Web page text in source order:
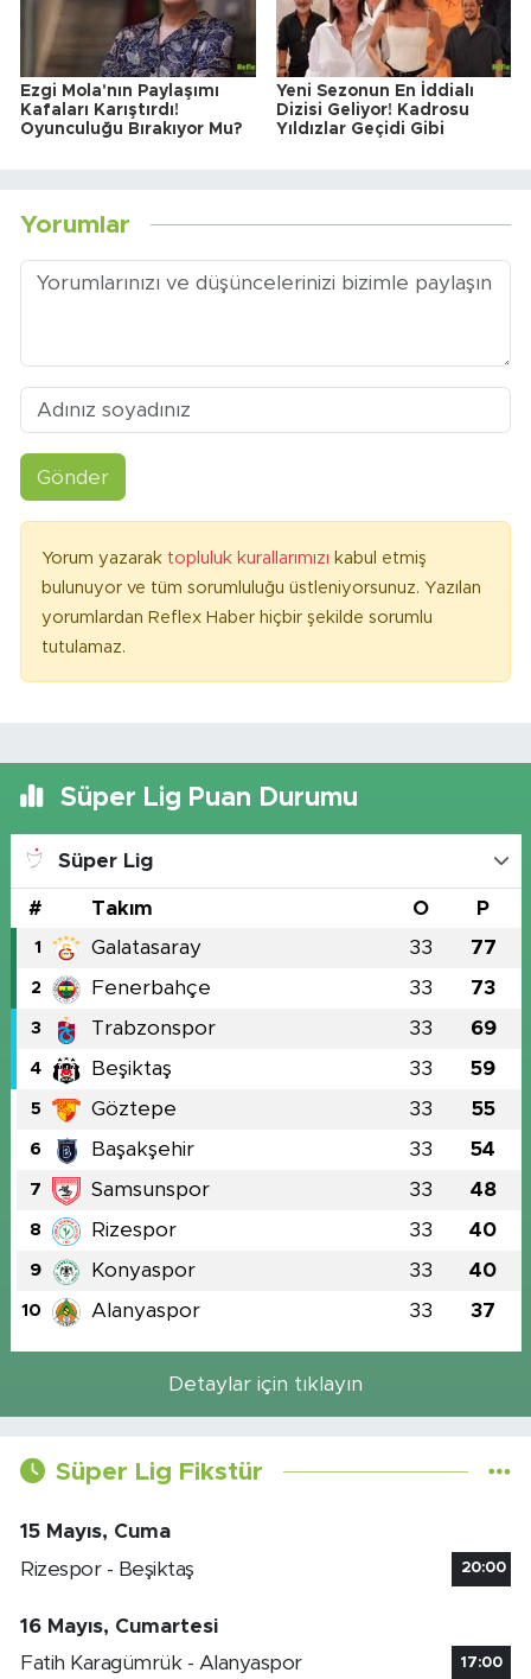
Ezgi Mola'nın Paylaşımı
Kafaları Karıştırdı!
Oyunculuğu Bırakıyor Mu?
Yeni Sezonun En İddialı
Dizisi Geliyor! Kadrosu
Yıldızlar Geçidi Gibi
Yorumlar
Gönder
Yorum yazarak topluluk kurallarımızı kabul etmiş
bulunuyor ve tüm sorumluluğu üstleniyorsunuz. Yazılan
yorumlardan Reflex Haber hiçbir şekilde sorumlu
tutulamaz.
Süper Lig Puan Durumu
Süper Lig
# Takım O P
1 Galatasaray 33 77
2 Fenerbahçe 33 73
3 Trabzonspor 33 69
4 Beşiktaş 33 59
5 Göztepe 33 55
6 Başakşehir 33 54
7 Samsunspor 33 48
8 Rizespor 33 40
9 Konyaspor 33 40
10 Alanyaspor 33 37
Detaylar için tıklayın
Süper Lig Fikstür
15 Mayıs, Cuma
Rizespor - Beşiktaş
20:00
16 Mayıs, Cumartesi
Fatih Karagümrük - Alanyaspor
17:00